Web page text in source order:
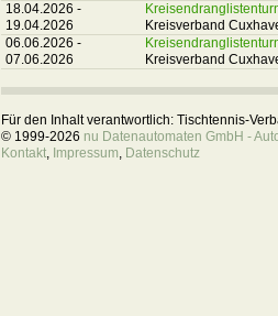
18.04.2026 -
19.04.2026
Kreisverband
06.06.2026 -
07.06.2026
Kreisverband
Für den Inhalt verantwortlich: Tischtennis-
© 1999-2026 nu Datenautomaten GmbH -
Kontakt, Impressum, Datenschutz